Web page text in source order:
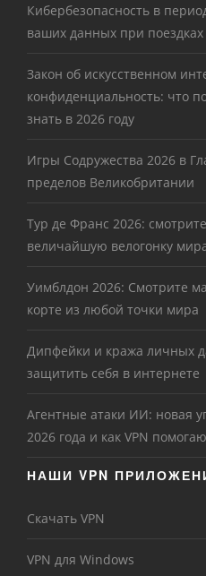
Кибербезопасность в
ваших данных при поездках
Закон об искусственном
конфиденциальность: что
знать в 2026 году
Игры Содружества 2026 в
пределов Великобритании
Тур де Франс 2026:
величайшую велогонку
Уимблдон 2026: Смотрите
корте из любой точки мира
Дипфейки и кража личных
защитить себя в интернете
Агентные атаки ИИ: новая
2026 года и как VPN
НАШИ VPN
Скачать VPN
VPN для Windows